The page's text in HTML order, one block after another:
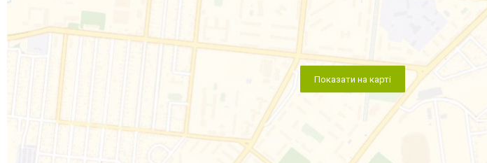
Показати на карті